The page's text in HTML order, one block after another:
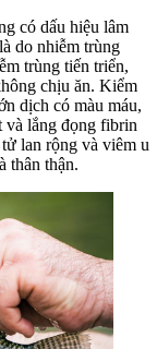
có dấu hiệu lâm
do nhiễm trùng
trùng tiến triển,
chịu ăn. Kiểm
dịch có màu máu,
và lắng đọng fibrin
lan rộng và viêm u
thân thận.